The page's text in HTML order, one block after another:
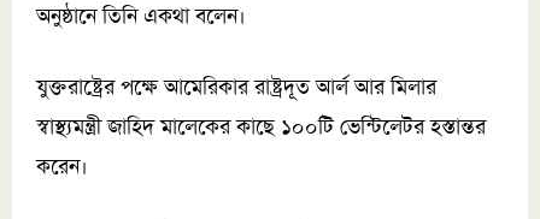
অনুষ্ঠানে তিনি একথা বলেন।
যুক্তরাষ্ট্রের পক্ষে আমেরিকার রাষ্ট্রদূত আর্ল আর মিলার
স্বাস্থ্যমন্ত্রী জাহিদ মালেকের কাছে ১০০টি ভেন্টিলেটর হস্তান্তর
করেন।